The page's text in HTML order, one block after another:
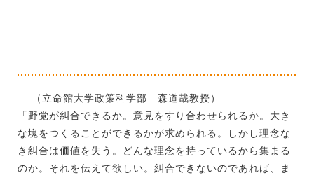
（立命館大学政策科学部 森道哉教授）
「野党が糾合できるか。意見をすり合わせられるか。大き
な塊をつくることができるかが求められる。しかし理念な
き糾合は価値を失う。どんな理念を持っているから集まる
のか。それを伝えて欲しい。糾合できないのであれば、ま